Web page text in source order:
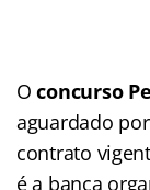
Oconcurso
aguardado
contrato
é a banca